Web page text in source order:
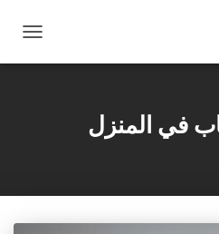
التنقل
في المنزل